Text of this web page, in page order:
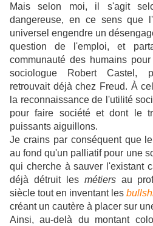
Mais selon moi, il s'agit
dangereuse, en ce sens que
universel engendre un
question de l'emploi, et
communauté des humains
sociologue Robert Castel,
retrouvait déjà chez Freud. À
la reconnaissance de l'utilité
pour faire société et dont le
puissants aiguillons.
Je crains par conséquent que
au fond qu'un palliatif pour une
qui cherche à sauver l'existant
déjà détruit les métiersau
siècle tout en inventant les
créant un cautère à placer sur
Ainsi, au-delà du montant